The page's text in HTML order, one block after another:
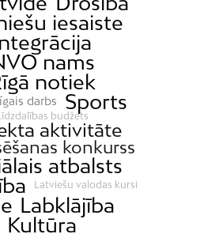
iesaiste
nams
notiek
darbs Sports
budžets
aktivitāte
konkurss
atbalsts
Latviešu valodas kursi
Labklājība
Kultūra